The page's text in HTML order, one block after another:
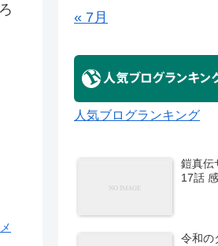
« 7月
人気ブログランキング
鎧真伝
17話
令和の